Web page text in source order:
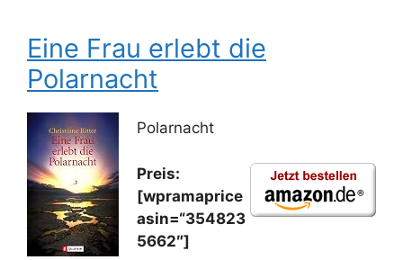
Eine Frau erlebt die
Polarnacht
Polarnacht
Preis:
[wpramaprice
asin=“354823
5662″]